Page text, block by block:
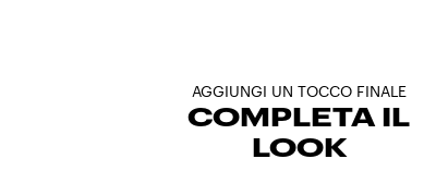
AGGIUNGI UN TOCCO FINALE
COMPLETA IL
LOOK